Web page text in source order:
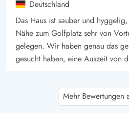
Deutschland
Das Haus ist sauber und
Nähe zum Golfplatz sehr von
gelegen. Wir haben genau das
gesucht haben, eine Auszeit von
Deutschland
Mehr Bewertungen